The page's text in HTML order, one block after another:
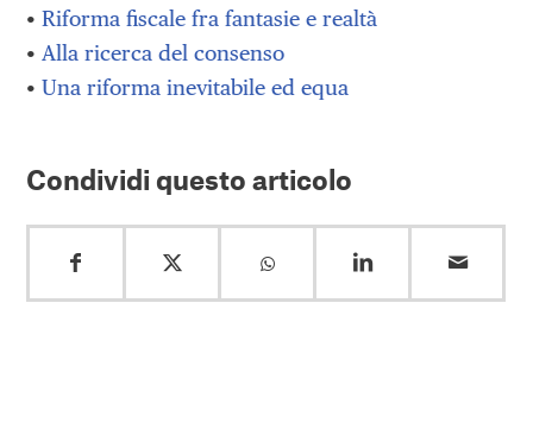
•Riforma fiscale fra fantasie e realtà
• Alla ricerca del consenso
•Una riforma inevitabile ed equa
Condividi questo articolo